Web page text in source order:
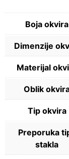
Boja okvira
Dimenzije
Materijal
Oblik
Tip okvira
Preporuka
stakla